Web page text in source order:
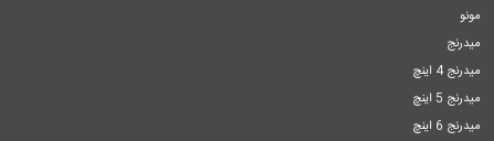
مونو
میدرنج
میدرنج 4 اینچ
میدرنج 5 اینچ
میدرنج 6 اینچ